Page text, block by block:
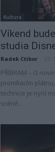
Kultura
Víkend
studia
Radek Ctibor
PŘÍBRAM – O
promítacím
technice je nyní
scéně...